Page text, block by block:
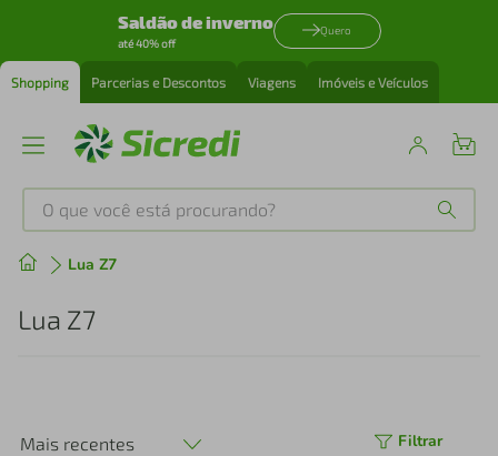
Saldão de inverno
até 40% off
Quero
Shopping Parcerias e Descontos Viagens Imóveis e Veículos
O que você está procurando?
Lua Z7
Lua Z7
Mais recentes Filtrar
Produtos mais buscados
º tenis
perfume